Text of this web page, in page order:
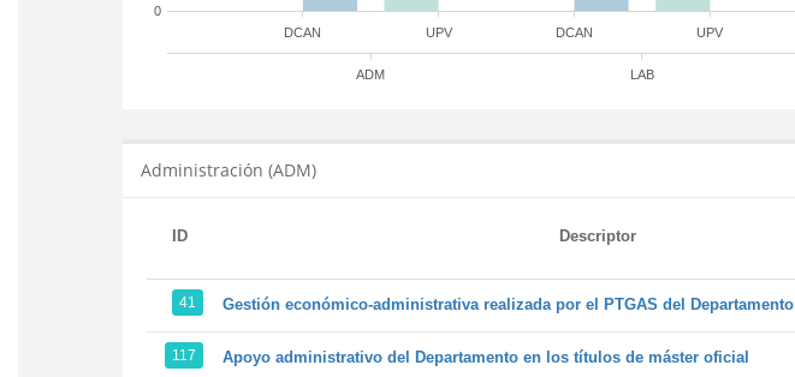
DCAN DCAN
UPV UPV
ADM LAB
0
Administración (ADM)
ID Descriptor
41 Gestión económico-administrativa realizada por el PTGAS del Departamento
117 Apoyo administrativo del Departamento en los títulos de máster oficial